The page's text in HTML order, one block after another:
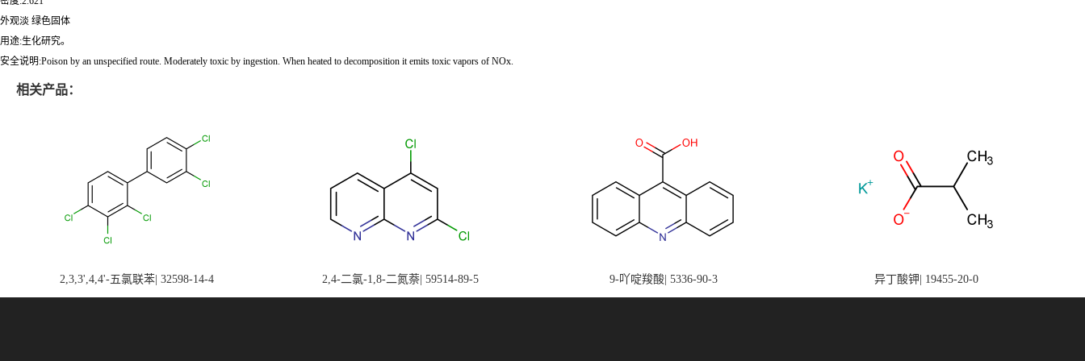
外观淡 绿色固体
用途:生化研究。
安全说明:Poison by an unspecified route. Moderately toxic by ingestion. When heated to decomposition it emits toxic vapors of NOx.
相关产品：
2,3,3',4,4'-五氯联苯| 32598-14-4 2,4-二氯-1,8-二氮萘| 59514-89-5 9-吖啶羧酸| 5336-90-3 异丁酸钾| 19455-20-0